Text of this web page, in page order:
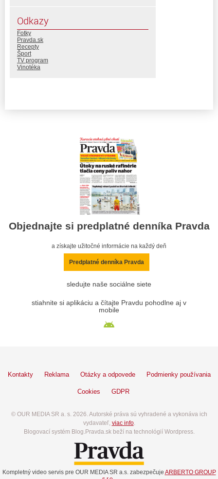
Odkazy
Fotky
Pravda.sk
Recepty
Šport
TV program
Vinotéka
Objednajte si predplatné denníka Pravda
a získajte užitočné informácie na každý deň
Predplatné denníka Pravda
sledujte naše sociálne siete
stiahnite si aplikáciu a čítajte Pravdu pohodlne aj v
mobile
Kontakty Reklama Otázky a odpovede Podmienky používania
Cookies GDPR
© OUR MEDIA SR a. s. 2026. Autorské práva sú vyhradené a vykonáva ich
vydavateľ, viac info.
Blogovací systém Blog.Pravda.sk beží na technológií Wordpress.
Kompletný video servis pre OUR MEDIA SR a.s. zabezpečuje ARBERTO GROUP